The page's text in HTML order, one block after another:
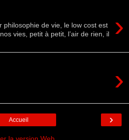
›
philosophie de vie, le low cost est
vies, petit à petit, l’air de rien, il
›
›
Accueil